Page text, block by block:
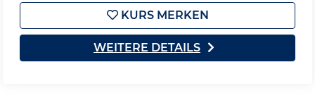
KURS MERKEN
WEITERE DETAILS